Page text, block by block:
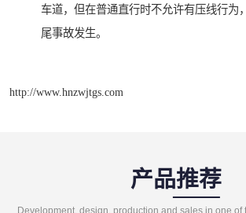
车道，但在普通直行时不允许有压线行为
尾事故发生。
http://www.hnzwjtgs.com
产品推荐